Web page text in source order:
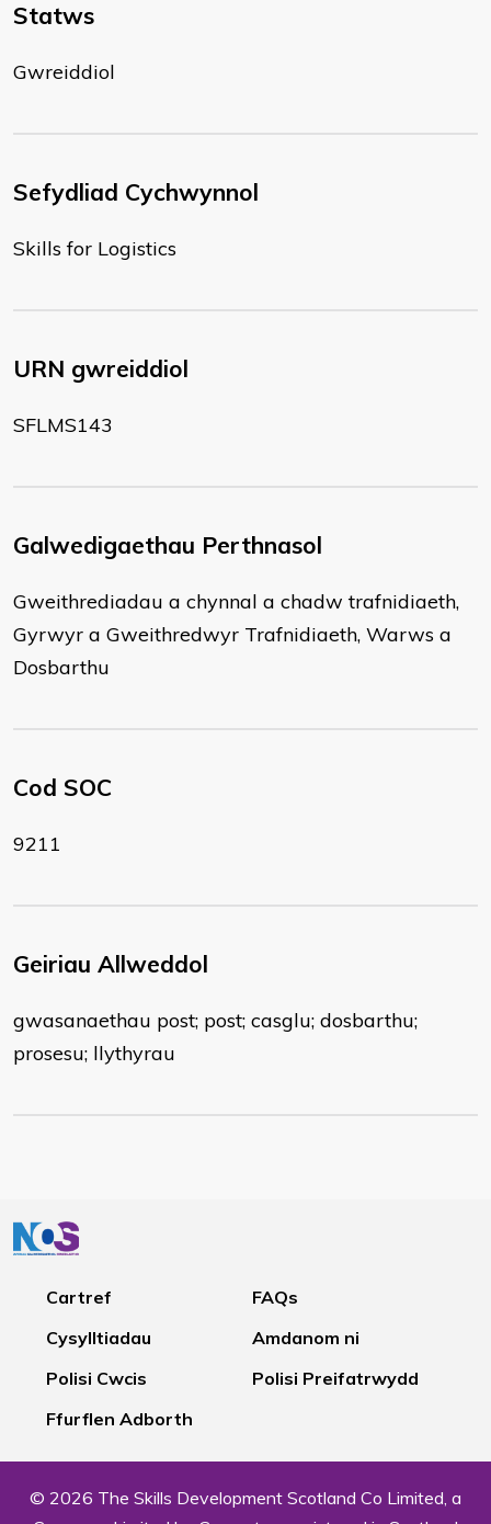
Statws
Gwreiddiol
Sefydliad Cychwynnol
Skills for Logistics
URN gwreiddiol
SFLMS143
Galwedigaethau Perthnasol
Gweithrediadau a chynnal a chadw trafnidiaeth,
Gyrwyr a Gweithredwyr Trafnidiaeth, Warws a
Dosbarthu
Cod SOC
9211
Geiriau Allweddol
gwasanaethau post; post; casglu; dosbarthu;
prosesu; llythyrau
Cartref
FAQs
Cysylltiadau
Amdanom ni
Polisi Cwcis
Polisi Preifatrwydd
Ffurflen Adborth
© 2026 The Skills Development Scotland Co Limited, a